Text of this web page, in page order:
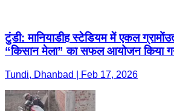
टुंडी: मानियाडीह स्टेडियम में एकल
“किसान मेला” का सफल आयोजन किया
Tundi, Dhanbad | Feb 17, 2026